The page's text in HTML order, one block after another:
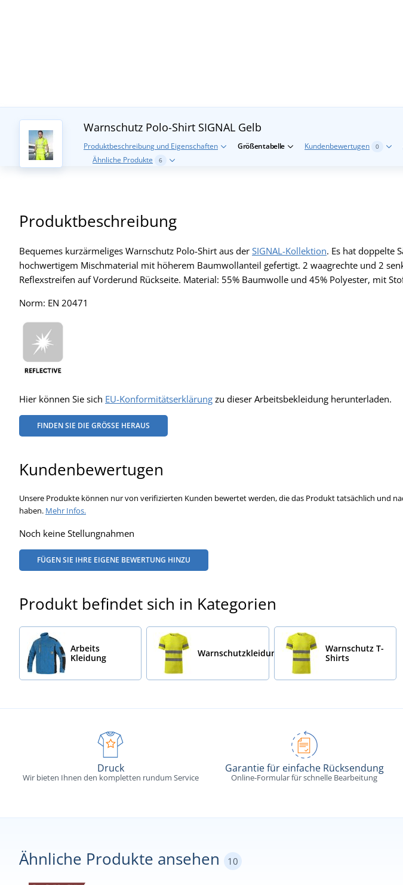
Warnschutz Polo-Shirt SIGNAL Gelb
Produktbeschreibung und Eigenschaften Größentabelle Kundenbewertugen 0
Ähnliche Produkte 6
Produktbeschreibung
Bequemes kurzärmeliges Warnschutz Polo-Shirt aus der SIGNAL-Kollektion. Es hat doppelte
hochwertigem Mischmaterial mit höherem Baumwollanteil gefertigt. 2 waagrechte und 2
Reflexstreifen auf Vorderund Rückseite. Material: 55% Baumwolle und 45% Polyester, mit
Norm: EN 20471
Hier können Sie sich EU-Konformitätserklärung zu dieser Arbeitsbekleidung herunterladen.
FINDEN SIE DIE GRÖSSE HERAUS
Kundenbewertugen
Unsere Produkte können nur von verifizierten Kunden bewertet werden, die das Produkt tatsächlich und
haben. Mehr Infos.
Noch keine Stellungnahmen
FÜGEN SIE IHRE EIGENE BEWERTUNG HINZU
Produkt befindet sich in Kategorien
Arbeits
Kleidung
Warnschutzkleidung
Warnschutz T-
Shirts
Druck
Wir bieten Ihnen den kompletten rundum Service
Garantie für einfache Rücksendung
Online-Formular für schnelle Bearbeitung
Ähnliche Produkte ansehen 10